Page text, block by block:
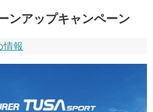
ンアップキャンペーン
情報